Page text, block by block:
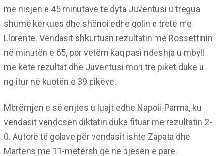
me nisjen e 45 minutave të dyta Juventusi u tregua
shumë kërkues dhe shënoi edhe golin e tretë me
Llorente. Vendasit shkurtuan rezultatin me Rossettinin
në minutën e 65, por vetëm kaq pasi ndeshja u mbyll
me këtë rezultat dhe Juventusi mori tre pikët duke u
ngjitur në kuotën e 39 pikëve.
Mbrëmjen e së enjtes u luajt edhe Napoli-Parma, ku
vendasit vendosën diktatin duke fituar me rezultatin 2-
0. Autorë të golave për vendasit ishte Zapata dhe
Martens me 11-metërsh që në pjesën e parë.